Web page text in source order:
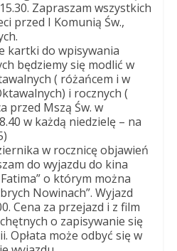
Zapraszam wszystkich
przed I Komunią Św.,
kartki do wpisywania
będziemy się modlić w
( różańcem i w
i rocznych (
przed Mszą Św. w
w każdą niedzielę – na
w rocznicę objawień
do wyjazdu do kina
o którym można
Nowinach”. Wyjazd
Cena za przejazd i z film
o zapisywanie się
Opłata może odbyć się w